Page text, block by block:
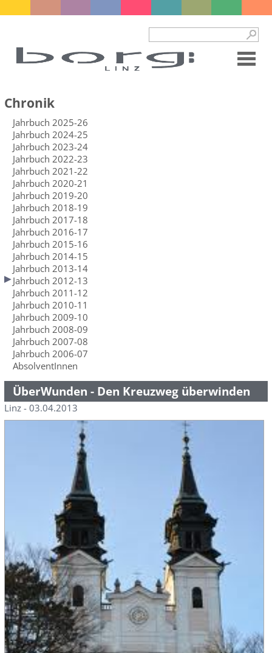
Chronik
Jahrbuch 2025-26
Jahrbuch 2024-25
Jahrbuch 2023-24
Jahrbuch 2022-23
Jahrbuch 2021-22
Jahrbuch 2020-21
Jahrbuch 2019-20
Jahrbuch 2018-19
Jahrbuch 2017-18
Jahrbuch 2016-17
Jahrbuch 2015-16
Jahrbuch 2014-15
Jahrbuch 2013-14
Jahrbuch 2012-13
Jahrbuch 2011-12
Jahrbuch 2010-11
Jahrbuch 2009-10
Jahrbuch 2008-09
Jahrbuch 2007-08
Jahrbuch 2006-07
AbsolventInnen
ÜberWunden - Den Kreuzweg überwinden
Linz - 03.04.2013